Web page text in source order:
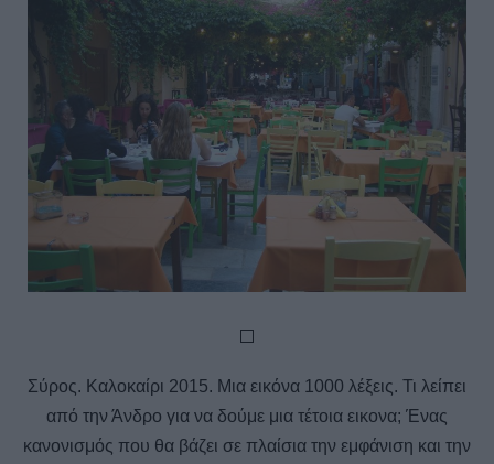
Σύρος. Καλοκαίρι 2015. Μια εικόνα 1000 λέξεις. Τι λείπει
από την Άνδρο για να δούμε μια τέτοια εικονα; Ένας
κανονισμός που θα βάζει σε πλαίσια την εμφάνιση και την